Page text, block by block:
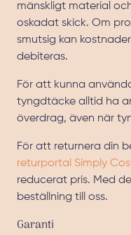
mänskligt material
oskadat skick. Om
smutsig kan
debiteras.
För att kunna
tyngdtäcke alltid ha
överdrag, även när
För att returnera din
returportal Simply
reducerat pris. Med
beställning till oss.
Garanti